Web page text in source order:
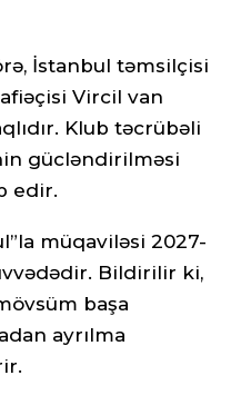
İstanbul təmsilçisi
Vircil van
Klub təcrübəli
gücləndirilməsi
edir.
müqaviləsi 2027-
Bildirilir ki,
başa
ayrılma